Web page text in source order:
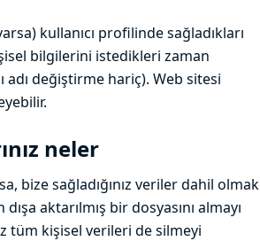
kullanıcı profilinde sağladıkları
bilgilerini istedikleri zaman
adı değiştirme hariç). Web sitesi
neler
bize sağladığınız veriler dahil olmak
aktarılmış bir dosyasını almayı
tüm kişisel verileri de silmeyi